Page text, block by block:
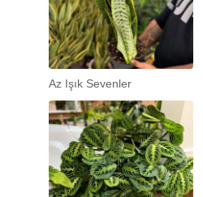
Az Işık Sevenler